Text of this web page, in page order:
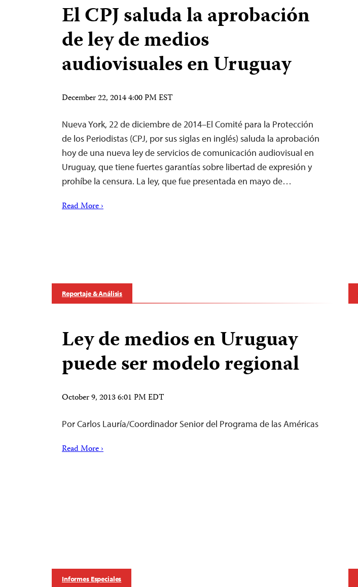
El CPJ saluda la aprobación
de ley de medios
audiovisuales en Uruguay
December 22, 2014 4:00 PM EST
Nueva York, 22 de diciembre de 2014–El Comité para la Protección
de los Periodistas (CPJ, por sus siglas en inglés) saluda la aprobación
hoy de una nueva ley de servicios de comunicación audiovisual en
Uruguay, que tiene fuertes garantías sobre libertad de expresión y
prohíbe la censura. La ley, que fue presentada en mayo de…
Read More ›
Reportaje & Análisis
Ley de medios en Uruguay
puede ser modelo regional
October 9, 2013 6:01 PM EDT
Por Carlos Lauría/Coordinador Senior del Programa de las Américas
Read More ›
Informes Especiales